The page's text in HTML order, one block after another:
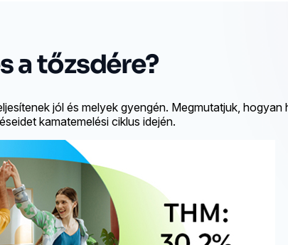
a tőzsdére?
jól és melyek gyengén. Megmutatjuk,
kamatemelési ciklus idején.